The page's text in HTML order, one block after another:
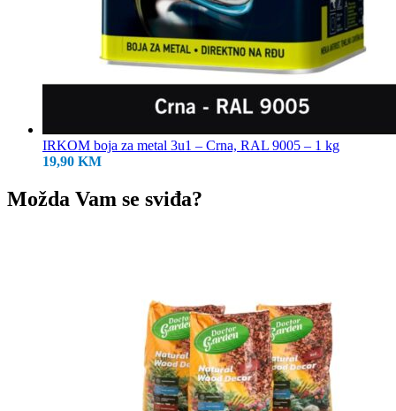
IRKOM boja za metal 3u1 – Crna, RAL 9005 – 1 kg
19,90 KM
Možda Vam se sviđa?